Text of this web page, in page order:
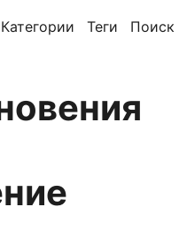
Категории Теги Поиск